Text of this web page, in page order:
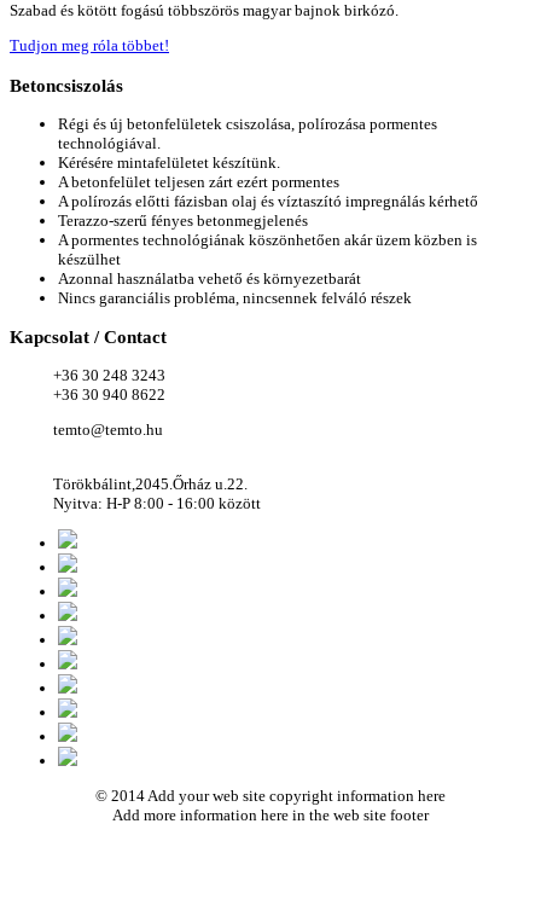
Szabad és kötött fogású többszörös magyar bajnok birkózó.
Tudjon meg róla többet!
Betoncsiszolás
Régi és új betonfelületek csiszolása, polírozása pormentes
technológiával.
Kérésére mintafelületet készítünk.
A betonfelület teljesen zárt ezért pormentes
A polírozás előtti fázisban olaj és víztaszító impregnálás kérhető
Terazzo-szerű fényes betonmegjelenés
A pormentes technológiának köszönhetően akár üzem közben is
készülhet
Azonnal használatba vehető és környezetbarát
Nincs garanciális probléma, nincsennek felváló részek
Kapcsolat / Contact
+36 30 248 3243
+36 30 940 8622
temto@temto.hu
Törökbálint,2045.Őrház u.22.
Nyitva: H-P 8:00 - 16:00 között
© 2014 Add your web site copyright information here
Add more information here in the web site footer